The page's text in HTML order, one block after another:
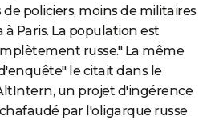
policiers, moins de militaires
Paris. La population est
russe." La même
le citait dans le
un projet d'ingérence
par l'oligarque russe